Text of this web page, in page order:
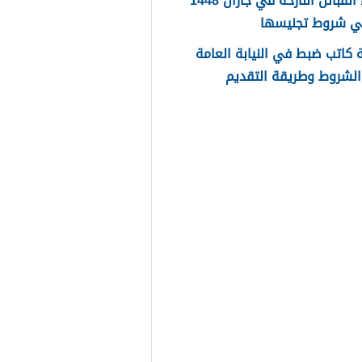
شروط تجنيسها
ضبط في النيابة العامة